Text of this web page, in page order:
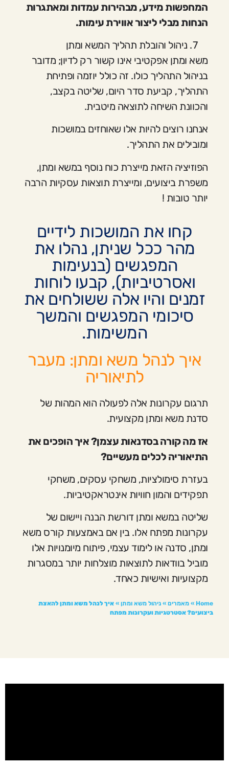
המחפשות מידע, מבהירות עמדות ומאתגרות
הנחות מבלי ליצור אווירת עימות.
ניהול והובלת תהליך המשא ומתן
משא ומתן אפקטיבי אינו קשור רק לדיון; מדובר
בניהול התהליך כולו. זה כולל יוזמה ופתיחת
התהליך, קביעת סדר היום, שליטה בקצב,
והכוונת השיחה לתוצאה מיטבית.
אנחנו רוצים להיות אלו שאוחזים במושכות
ומובילים את התהליך.
הפוזיציה הזאת מייצרת כוח נוסף במשא ומתן,
משפרת ביצועים, ומייצרת תוצאות עסקיות הרבה
יותר טובות !
קחו את המושכות לידיים
מהר ככל שניתן, נהלו את
המפגשים (בנעימות
ואסרטיביות), קבעו לוחות
זמנים והיו אלה ששולחים את
סיכומי המפגשים והמשך
המשימות.
איך לנהל משא ומתן: מעבר
לתיאוריה
תרגום עקרונות אלה לפעולה הוא המהות של
סדנת משא ומתן מקצועית.
אז מה קורה בסדנאות עצמן? איך הופכים את
התיאוריה לכלים מעשיים?
בעזרת סימולציות, משחקי עסקים, משחקי
תפקידים והמון חוויות אינטראקטיביות.
שליטה במשא ומתן דורשת הבנה ויישום של
עקרונות מפתח אלו. בין אם באמצעות קורס משא
ומתן, סדנה או לימוד עצמי, פיתוח מיומנויות אלו
מוביל בוודאות לתוצאות מוצלחות יותר במסגרות
מקצועיות ואישיות כאחד.
Home
»מאמרים »ניהול משא ומתן »איך לנהל משא ומתן להאצת
ביצועים? אסטרטגיות ועקרונות מפתח